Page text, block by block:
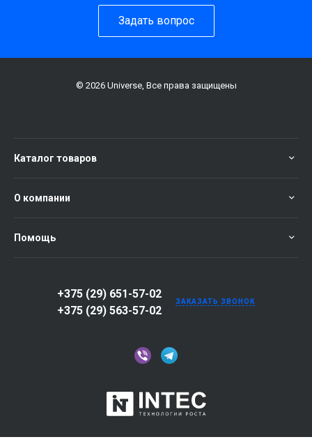
Задать вопрос
© 2026 Universe, Все права защищены
Каталог товаров
О компании
Помощь
+375 (29) 651-57-02
+375 (29) 563-57-02
ЗАКАЗАТЬ ЗВОНОК